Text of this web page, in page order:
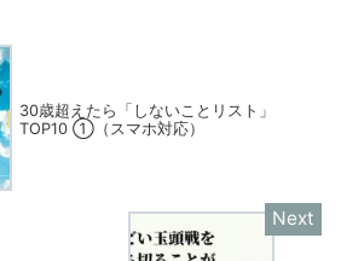
30歳超えたら「しないことリスト」
TOP10 ①（スマホ対応）